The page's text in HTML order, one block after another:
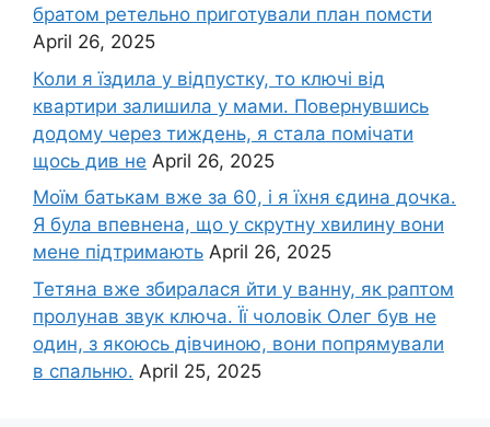
братом ретельно приготували план помсти
April 26, 2025
Коли я їздила у відпустку, то ключі від
квартири залишила у мами. Повернувшись
додому через тиждень, я стала помічати
щось див не April 26, 2025
Моїм батькам вже за 60, і я їхня єдина дочка.
Я була впевнена, що у скрутну хвилину вони
мене підтримають April 26, 2025
Тетяна вже збиралася йти у ванну, як раптом
пролунав звук ключа. Її чоловік Олег був не
один, з якоюсь дівчиною, вони попрямували
в спальню. April 25, 2025